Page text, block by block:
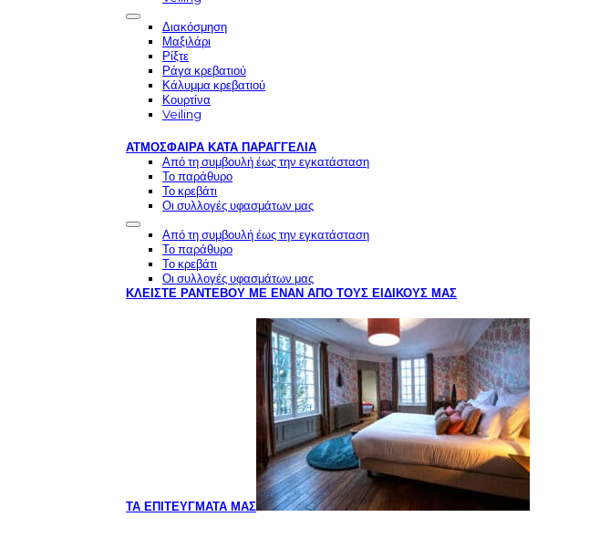
Διακόσμηση
Μαξιλάρι
Ρίξτε
Ράγα κρεβατιού
Κάλυμμα κρεβατιού
Κουρτίνα
Veiling
ΑΤΜΌΣΦΑΙΡΑ ΚΑΤΆ ΠΑΡΑΓΓΕΛΊΑ
Από τη συμβουλή έως την εγκατάσταση
Το παράθυρο
Το κρεβάτι
Οι συλλογές υφασμάτων μας
Από τη συμβουλή έως την εγκατάσταση
Το παράθυρο
Το κρεβάτι
Οι συλλογές υφασμάτων μας
ΚΛΕΊΣΤΕ ΡΑΝΤΕΒΟΎ ΜΕ ΈΝΑΝ ΑΠΌ ΤΟΥΣ ΕΙΔΙΚΟΎΣ ΜΑΣ
ΤΑ ΕΠΙΤΕΎΓΜΑΤΆ ΜΑΣ